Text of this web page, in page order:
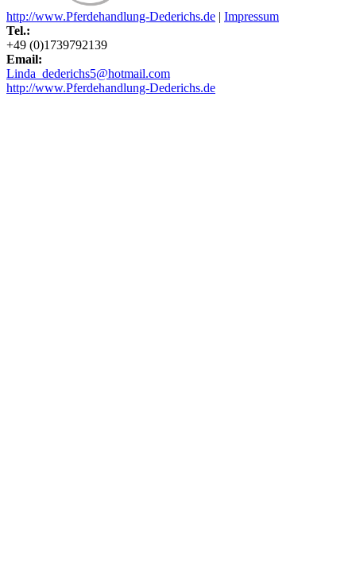
http://www.Pferdehandlung-Dederichs.de | Impressum
Tel.:
+49 (0)1739792139
Email:
Linda_dederichs5@hotmail.com
http://www.Pferdehandlung-Dederichs.de